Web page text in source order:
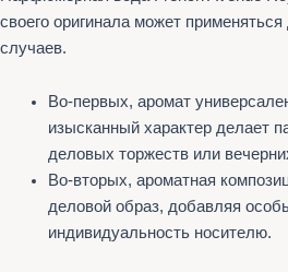
своего оригинала может
случаев.
Во-первых, аромат
изысканный характер
деловых торжеств или
Во-вторых, ароматная
деловой образ, добавляя
индивидуальность носителю.